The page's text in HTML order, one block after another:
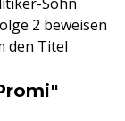
2 beweisen
den Titel